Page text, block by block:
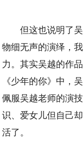
但这也说明了
物细无声的演绎，
力。其实吴越的作
《少年的你》中，
佩服吴越老师的演
识、爱女儿但自己
活了。